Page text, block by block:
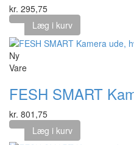
kr. 295,75
Læg i kurv
Ny
Vare
FESH SMART
kr. 801,75
Læg i kurv